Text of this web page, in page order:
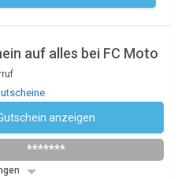
auf alles bei FC Moto
anzeigen
*******